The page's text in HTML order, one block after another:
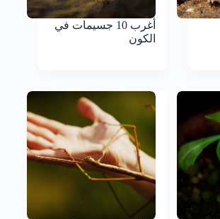
أغرب 10 جسيمات في
الكون